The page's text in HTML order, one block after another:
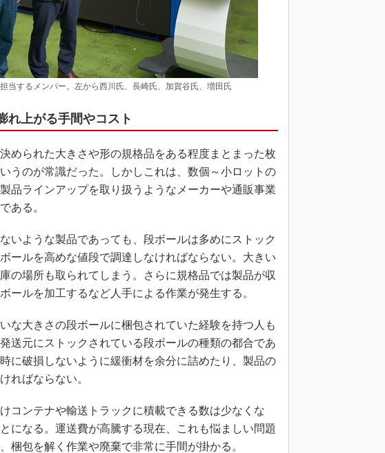
当するメンバー。左から西川氏、長崎氏、加賀谷氏、増田氏
れ上がる手間やコスト
められた大きさや形の規格品をある程度まとまった枚
うのが常識だった。しかしこれは、数個～小ロットの
品ラインアップを取り扱うようなメーカーや通販事業
ある。
いような製品であっても、段ボールは多めにストック
ールを高めな値段で調達しなければならない。大きい
の場所も取られてしまう。さらに規格品では製品が収
ールを加工するなど人手による作業が発生する。
な大きさの段ボールに梱包されていた経験を持つ人も
送元にストックされている段ボールの種類の都合であ
に破損しないように緩衝材を余分に詰めたり、製品の
ればならない。
コンテナや輸送トラックに積載できる数は少なくな
になる。運送費が高騰する現在、これも悩ましい問題
梱包を解く作業や廃棄で非常に手間が掛かる。